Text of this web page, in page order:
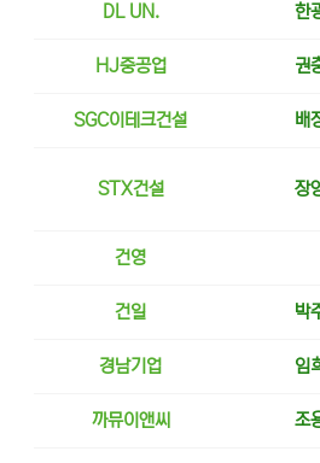
DL UN. 한
HJ중공업 권
SGC이테크건설 배
STX건설 장
건영
건일 박
경남기업 임
까뮤이앤씨 조